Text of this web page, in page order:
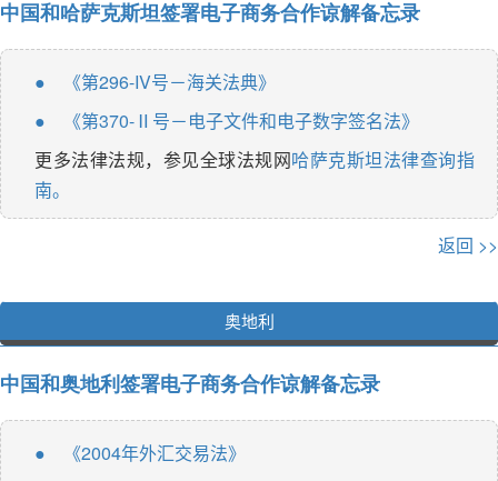
中国和哈萨克斯坦签署电子商务合作谅解备忘录
● 《第296-IV号－海关法典》
●
《第370-Ⅱ号－电子文件和电子数字签名法》
更多法律法规，参见全球法规网哈萨克斯坦法律查询指
南。
返回 >>
奥地利
中国和奥地利签署电子商务合作谅解备忘录
● 《2004年外汇交易法》